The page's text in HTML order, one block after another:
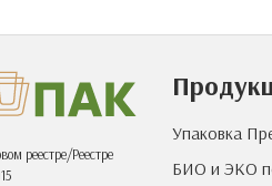
реестре/Реестре
Упаковка
БИО и ЭКО